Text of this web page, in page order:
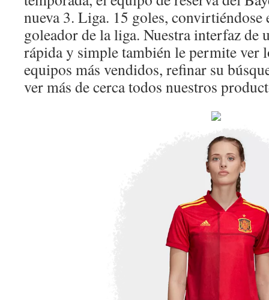
nueva 3. Liga. 15 goles,
goleador de la liga. Nuestra interfaz de
rápida y simple también le permite ver
equipos más vendidos, refinar su
ver más de cerca todos nuestros